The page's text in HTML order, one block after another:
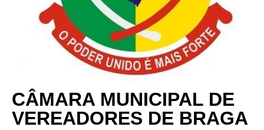
CÂMARA MUNICIPAL DE
VEREADORES DE BRAGA